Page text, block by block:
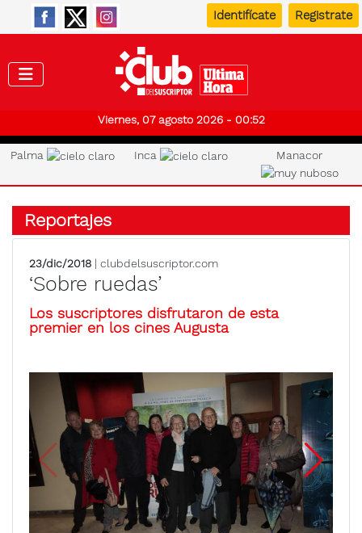
Identifícate Registrate
Viernes, 07 agosto 2026 - 00:52
Palma Inca Manacor
Reportajes
23/dic/2018 | clubdelsuscriptor.com
‘Sobre ruedas’
Los suscriptores disfrutaron de esta
premier en los cines Augusta